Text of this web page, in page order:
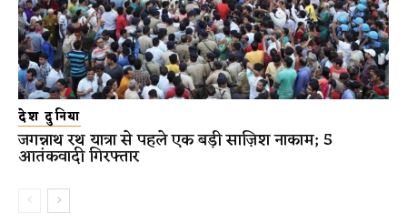
देश दुनिया
जगन्नाथ रथ यात्रा से पहले एक बड़ी साज़िश नाकाम; 5
आतंकवादी गिरफ्तार